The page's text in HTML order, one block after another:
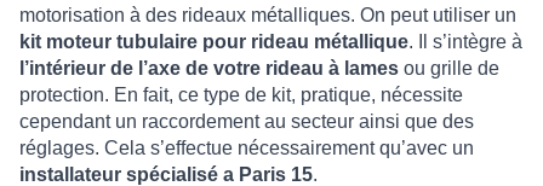
motorisation à des rideaux métalliques. On peut utiliser un
kit moteur tubulaire pour rideau métallique. Il s’intègre à
l’intérieur de l’axe de votre rideau à lames ou grille de
protection. En fait, ce type de kit, pratique, nécessite
cependant un raccordement au secteur ainsi que des
réglages. Cela s’effectue nécessairement qu’avec un
installateur spécialisé a Paris 15.